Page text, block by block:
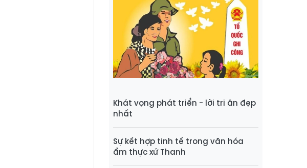
Khát vọng phát triển - lời tri ân đẹp
nhất
Sự kết hợp tinh tế trong văn hóa
ẩm thực xứ Thanh